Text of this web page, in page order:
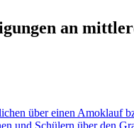
an
über einen Amoklauf
und Schülern über den